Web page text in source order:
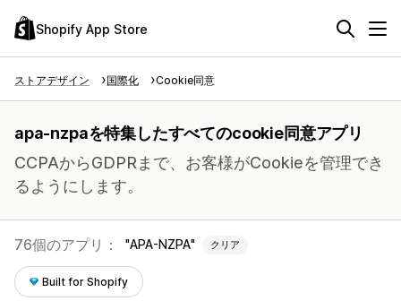
Shopify App Store
ストアデザイン 国際化 Cookie同意
apa-nzpaを特集したすべてのcookie同意アプリ
CCPAからGDPRまで、お客様がCookieを管理でき
るようにします。
76個のアプリ： APA-NZPA クリア
Built for Shopify